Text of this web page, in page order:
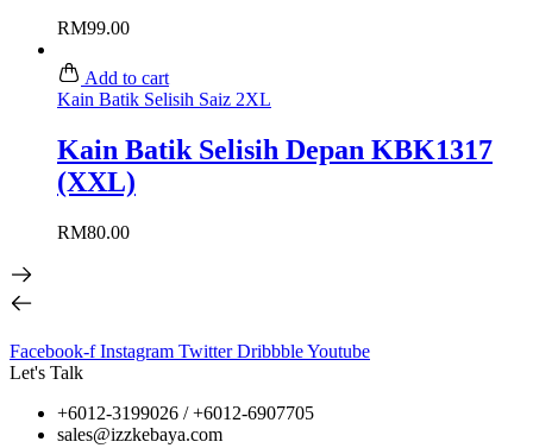
RM99.00
Add to cart
Kain Batik Selisih Saiz 2XL
Kain Batik Selisih Depan KBK1317
(XXL)
RM80.00
Facebook-f Instagram Twitter DribbbleYoutube
Let's Talk
+6012-3199026 / +6012-6907705
sales@izzkebaya.com